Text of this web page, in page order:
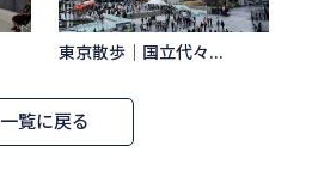
東京散歩｜国立代々...
一覧に戻る